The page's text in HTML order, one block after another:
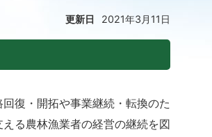
更新日 2021年3月11日
復・開拓や事業継続・転換のた
る農林漁業者の経営の継続を図